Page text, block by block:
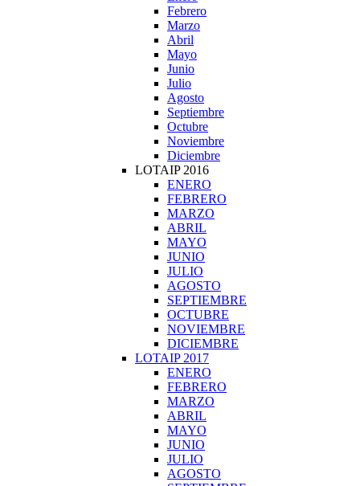
Febrero
Marzo
Abril
Mayo
Junio
Julio
Agosto
Septiembre
Octubre
Noviembre
Diciembre
LOTAIP 2016
ENERO
FEBRERO
MARZO
ABRIL
MAYO
JUNIO
JULIO
AGOSTO
SEPTIEMBRE
OCTUBRE
NOVIEMBRE
DICIEMBRE
LOTAIP 2017
ENERO
FEBRERO
MARZO
ABRIL
MAYO
JUNIO
JULIO
AGOSTO